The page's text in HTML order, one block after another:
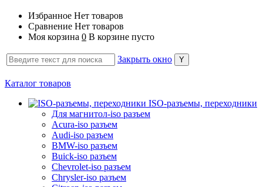
Избранное Нет товаров
Сравнение Нет товаров
Моя корзина 0 В корзине пусто
Закрыть окно
Каталог товаров
ISO-разъемы, переходники
Для магнитол-iso разъем
Acura-iso разъем
Audi-iso разъем
BMW-iso разъем
Buick-iso разъем
Chevrolet-iso разъем
Chrysler-iso разъем